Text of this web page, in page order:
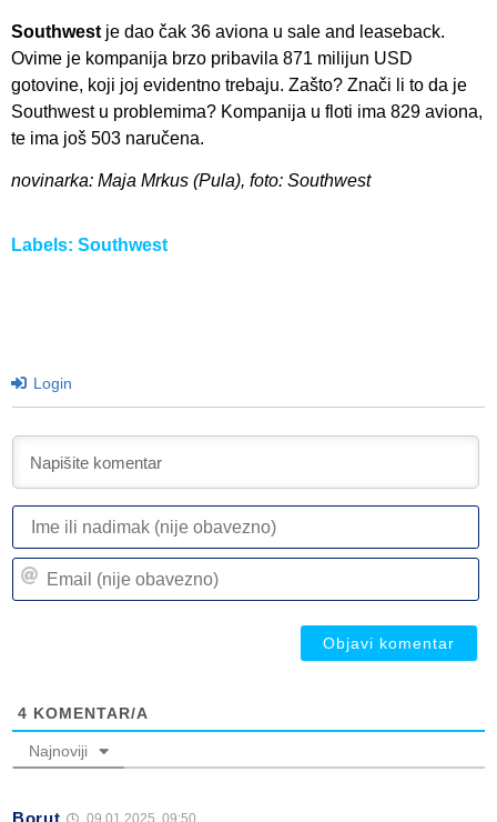
Southwest je dao čak 36 aviona u sale and leaseback.
Ovime je kompanija brzo pribavila 871 milijun USD
gotovine, koji joj evidentno trebaju. Zašto? Znači li to da je
Southwest u problemima? Kompanija u floti ima 829 aviona,
te ima još 503 naručena.
novinarka: Maja Mrkus (Pula), foto: Southwest
Labels: Southwest
Login
4 KOMENTAR/A
Najnoviji
Borut 09.01.2025. 09:50